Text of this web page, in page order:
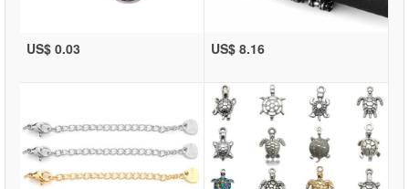
US$ 0.03 US$ 8.16